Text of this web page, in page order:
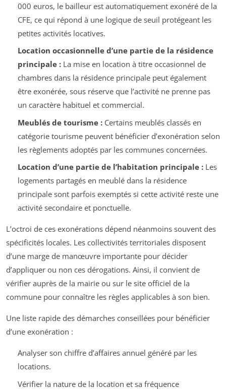
000 euros, le bailleur est automatiquement exonéré de la
CFE, ce qui répond à une logique de seuil protégeant les
petites activités locatives.
Location occasionnelle d’une partie de la résidence
principale :La mise en location à titre occasionnel de
chambres dans la résidence principale peut également
être exonérée, sous réserve que l’activité ne prenne pas
un caractère habituel et commercial.
Meublés de tourisme :Certains meublés classés en
catégorie tourisme peuvent bénéficier d’exonération selon
les règlements adoptés par les communes concernées.
Location d’une partie de l’habitation principale :Les
logements partagés en meublé dans la résidence
principale sont parfois exemptés si cette activité reste une
activité secondaire et ponctuelle.
L’octroi de ces exonérations dépend néanmoins souvent des
spécificités locales. Les collectivités territoriales disposent
d’une marge de manœuvre importante pour décider
d’appliquer ou non ces dérogations. Ainsi, il convient de
vérifier auprès de la mairie ou sur le site officiel de la
commune pour connaître les règles applicables à son bien.
Une liste rapide des démarches conseillées pour bénéficier
d’une exonération :
Analyser son chiffre d’affaires annuel généré par les
locations.
Vérifier la nature de la location et sa fréquence